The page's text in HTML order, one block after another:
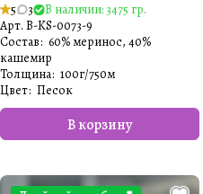
5 3
В наличии: 3475 гр.
Арт. B-KS-0073-9
В корзину
Состав: 60% меринос, 40%
кашемир
Толщина: 100г/750м
Цвет: Песок️